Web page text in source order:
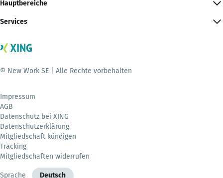
Hauptbereiche
Services
© New Work SE | Alle Rechte vorbehalten
Impressum
AGB
Datenschutz bei XING
Datenschutzerklärung
Mitgliedschaft kündigen
Tracking
Mitgliedschaften widerrufen
Sprache Deutsch